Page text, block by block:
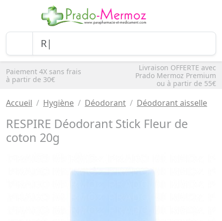
Paiement 4X sans frais
à partir de 30€
Livraison OFFERTE avec
Prado Mermoz Premium
ou à partir de 55€
Accueil Hygiène Déodorant Déodorant aisselle
RESPIRE Déodorant Stick Fleur de
coton 20g